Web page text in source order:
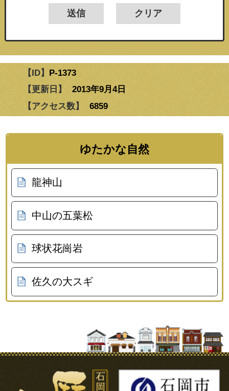
【ID】 P-1373
【更新日】
2013年9月4日
【アクセス数】
6859
ゆたかな自然
龍神山
中山の五葉松
球状花崗岩
佐久の大スギ
石岡市の歴史と記憶